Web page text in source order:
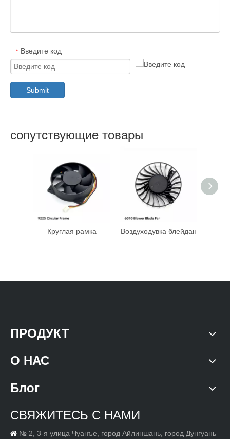
* Введите код
Submit
сопутствующие товары
Круглая рамка Воздуходувка блейдан
ПРОДУКТ
О НАС
Блог
СВЯЖИТЕСЬ С НАМИ
 № 2, 3-я улица Чуанъе, город Айлиншань, город Дунгуань